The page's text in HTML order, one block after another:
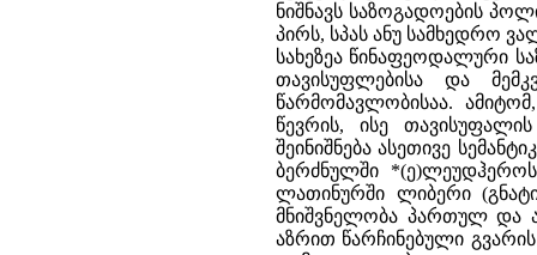
ნიშნავს საზოგადოების
პირს, სპას ანუ სამხედრო
სახეზეა წინაფეოდალური
თავისუფლებისა და
წარმომავლობისაა.
წევრის, ისე
შეინიშნება ასეთივე
ბერძნულში
ლათინურში ლიბერი
მნიშვნელობა პართულ და
აზრით წარჩინებული